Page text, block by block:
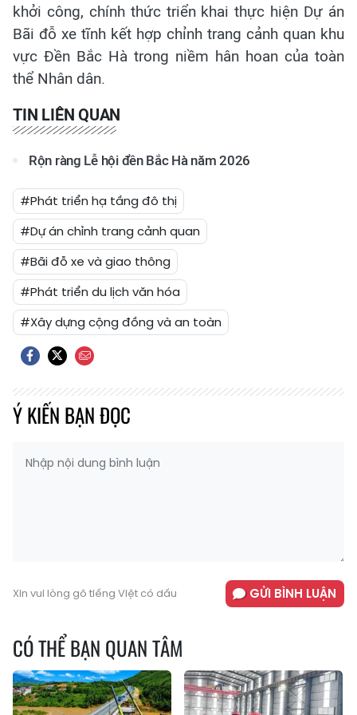
khởi công, chính thức triển khai thực hiện Dự án
Bãi đỗ xe tĩnh kết hợp chỉnh trang cảnh quan khu
vực Đền Bắc Hà trong niềm hân hoan của toàn
thể Nhân dân.
TIN LIÊN QUAN
Rộn ràng Lễ hội đền Bắc Hà năm 2026
#Phát triển hạ tầng đô thị
#Dự án chỉnh trang cảnh quan
#Bãi đỗ xe và giao thông
#Phát triển du lịch văn hóa
#Xây dựng cộng đồng và an toàn
Ý KIẾN BẠN ĐỌC
Xin vui lòng gõ tiếng Việt có dấu GỬI BÌNH LUẬN
CÓ THỂ BẠN QUAN TÂM